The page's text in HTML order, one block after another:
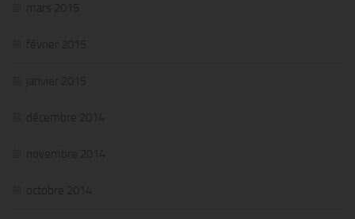
mars 2015
février 2015
janvier 2015
décembre 2014
novembre 2014
octobre 2014